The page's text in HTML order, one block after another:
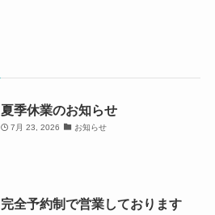
夏季休業のお知らせ
7月 23, 2026 お知らせ
完全予約制で営業しております